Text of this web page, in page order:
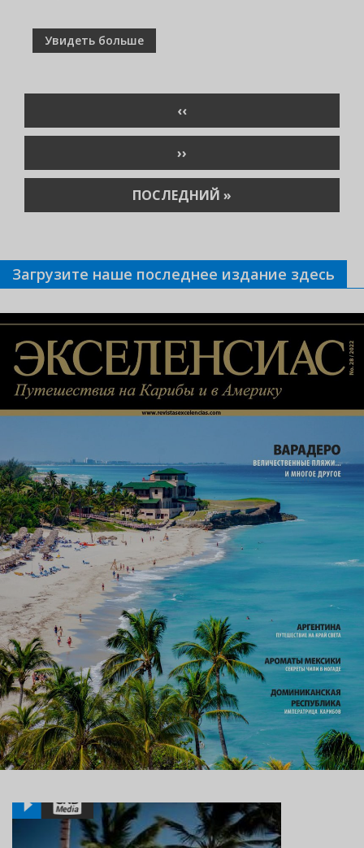
Увидеть больше
ПРЕДЫДУЩАЯ
СТРАНИЦА
‹‹
СЛЕДУЮЩАЯ
СТРАНИЦА
››
ПОСЛЕДНЯЯ
СТРАНИЦА
ПОСЛЕДНИЙ »
Загрузите наше последнее издание здесь